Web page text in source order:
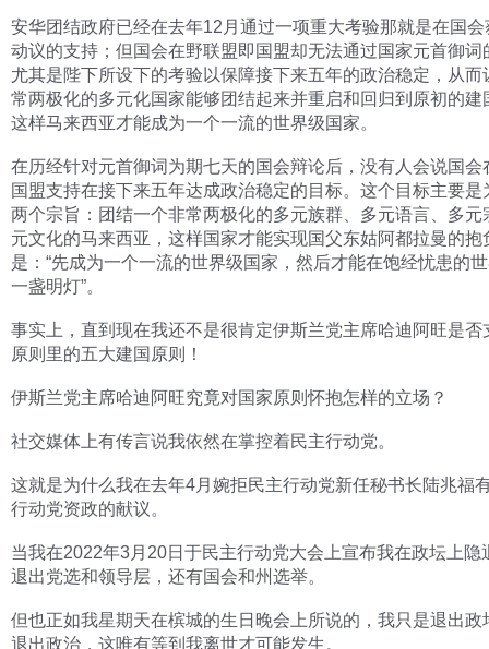
安华团结政府已经在去年12月通过一项重大考验那就是在国
动议的支持；但国会在野联盟即国盟却无法通过国家元首御词
尤其是陛下所设下的考验以保障接下来五年的政治稳定，从而
常两极化的多元化国家能够团结起来并重启和回归到原初的建
这样马来西亚才能成为一个一流的世界级国家。
在历经针对元首御词为期七天的国会辩论后，没有人会说国会
国盟支持在接下来五年达成政治稳定的目标。这个目标主要是
两个宗旨：团结一个非常两极化的多元族群、多元语言、多元
元文化的马来西亚，这样国家才能实现国父东姑阿都拉曼的抱
是：“先成为一个一流的世界级国家，然后才能在饱经忧患的
一盏明灯”。
事实上，直到现在我还不是很肯定伊斯兰党主席哈迪阿旺是否
原则里的五大建国原则！
伊斯兰党主席哈迪阿旺究竟对国家原则怀抱怎样的立场？
社交媒体上有传言说我依然在掌控着民主行动党。
这就是为什么我在去年4月婉拒民主行动党新任秘书长陆兆福
行动党资政的献议。
当我在2022年3月20日于民主行动党大会上宣布我在政坛上隐
退出党选和领导层，还有国会和州选举。
但也正如我星期天在槟城的生日晚会上所说的，我只是退出政
退出政治，这唯有等到我离世才可能发生。